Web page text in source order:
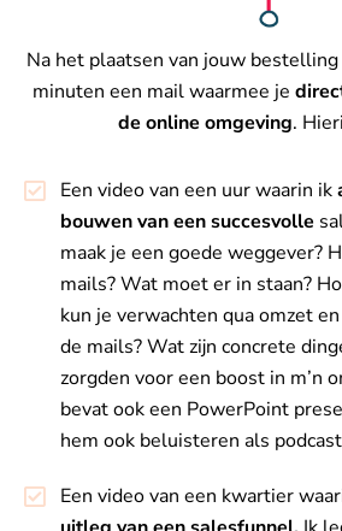
Na het plaatsen van jouw
minuten een mail waarmee je
de online omgeving.
Een video van een uur waarin ik
bouwen van een succesvolle
maak je een goede weggever?
mails? Wat moet er in staan?
kun je verwachten qua omzet
de mails? Wat zijn concrete
zorgden voor een boost in m’n
bevat ook een PowerPoint
hem ook beluisteren als
Een video van een kwartier